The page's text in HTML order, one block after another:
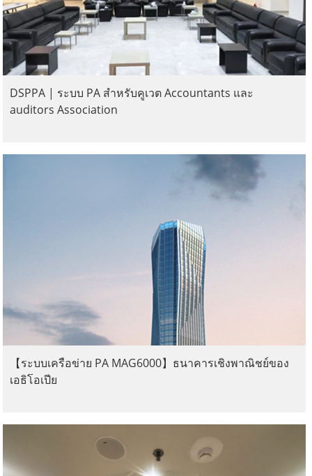
DSPPA | ระบบ PA สำหรับคูเวต Accountants และ
auditors Association
【ระบบเครือข่าย PA MAG6000】ธนาคารเชิงพาณิชย์ของ
เอธิโอเปีย